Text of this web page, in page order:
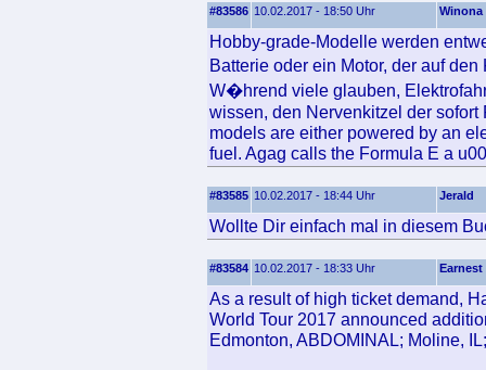
#83586 10.02.2017 - 18:50 Uhr Winona
Hobby-grade-Modelle werden
Batterie oder ein Motor, der auf
W�hrend viele glauben,
wissen, den Nervenkitzel der
models are either powered by an
fuel. Agag calls the Formula E a
#83585 10.02.2017 - 18:44 Uhr Jerald
Wollte Dir einfach mal in diesem
#83584 10.02.2017 - 18:33 Uhr Earnest
As a result of high ticket demand,
World Tour 2017 announced
Edmonton, ABDOMINAL; Moline,